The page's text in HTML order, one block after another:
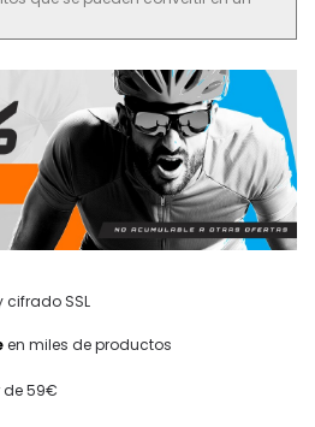
cifrado SSL
en miles de productos
de 59€